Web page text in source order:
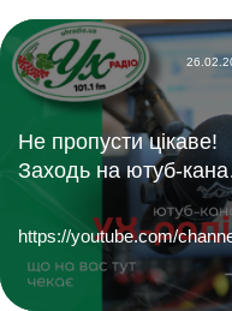
Не пропусти цікаве!
Заходь на ютуб-
«УХ Радіо 101,1 фм»
https://youtube.com/